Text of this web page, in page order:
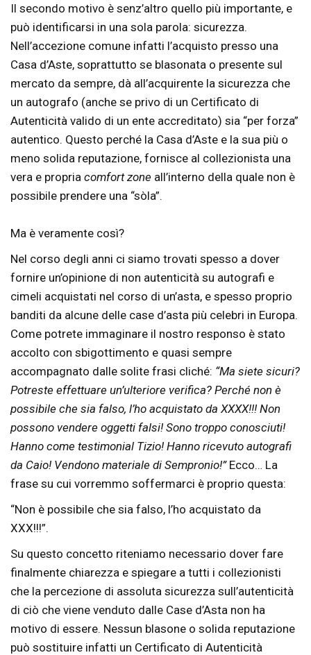
Il secondo motivo è senz’altro quello più importante, e
può identificarsi in una sola parola: sicurezza.
Nell’accezione comune infatti l’acquisto presso una
Casa d’Aste, soprattutto se blasonata o presente sul
mercato da sempre, dà all’acquirente la sicurezza che
un autografo (anche se privo di un Certificato di
Autenticità valido di un ente accreditato) sia “per forza”
autentico. Questo perché la Casa d’Aste e la sua più o
meno solida reputazione, fornisce al collezionista una
vera e propria comfort zone all’interno della quale non è
possibile prendere una “sòla”.
Ma è veramente così?
Nel corso degli anni ci siamo trovati spesso a dover
fornire un’opinione di non autenticità su autografi e
cimeli acquistati nel corso di un’asta, e spesso proprio
banditi da alcune delle case d’asta più celebri in Europa.
Come potrete immaginare il nostro responso è stato
accolto con sbigottimento e quasi sempre
accompagnato dalle solite frasi cliché: “Ma siete sicuri?
Potreste effettuare un’ulteriore verifica? Perché non è
possibile che sia falso, l’ho acquistato da XXXX!!! Non
possono vendere oggetti falsi! Sono troppo conosciuti!
Hanno come testimonial Tizio! Hanno ricevuto autografi
da Caio! Vendono materiale di Sempronio!”Ecco… La
frase su cui vorremmo soffermarci è proprio questa:
“Non è possibile che sia falso, l’ho acquistato da
XXX!!!”.
Su questo concetto riteniamo necessario dover fare
finalmente chiarezza e spiegare a tutti i collezionisti
che la percezione di assoluta sicurezza sull’autenticità
di ciò che viene venduto dalle Case d’Asta non ha
motivo di essere. Nessun blasone o solida reputazione
può sostituire infatti un Certificato di Autenticità